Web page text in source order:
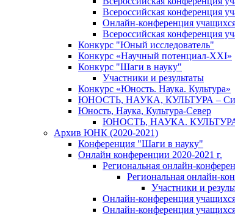
Всероссийская
Онлайн-конференция
Всероссийская
Конкурс "Юный исследователь"
Конкурс «Научный потенциал-XXI»
Конкурс "Шаги в науку"
Участники и результаты
Конкурс «Юность. Наука. Культура»
ЮНОСТЬ, НАУКА, КУЛЬТУРА –
Юность, Наука, Культура-Север
ЮНОСТЬ, НАУКА. КУЛЬТУРА
Архив ЮНК (2020-2021)
Конференция "Шаги в науку"
Онлайн конференции 2020-2021 г.
Региональная онлайн-
Региональная онлайн-
Участники и
Онлайн-конференция
Онлайн-конференция